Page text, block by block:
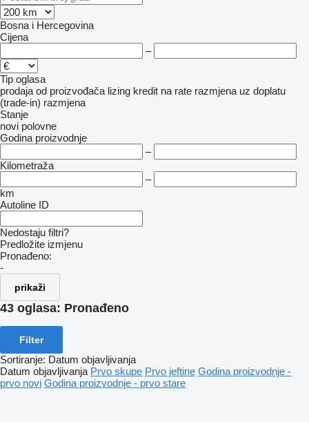
Bosna i Hercegovina
Cijena
–
Tip oglasa
prodaja od proizvođača lizing kredit na rate razmjena uz doplatu
(trade-in) razmjena
Stanje
novi polovne
Godina proizvodnje
–
Kilometraža
–
km
Autoline ID
Nedostaju filtri?
Predložite izmjenu
Pronađeno:
-
prikaži
43 oglasa: Pronađeno
Filter
Sortiranje: Datum objavljivanja
Datum objavljivanja Prvo skupe Prvo jeftine Godina proizvodnje -
prvo novi Godina proizvodnje - prvo stare